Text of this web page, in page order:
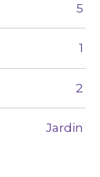
5
1
2
Jardin